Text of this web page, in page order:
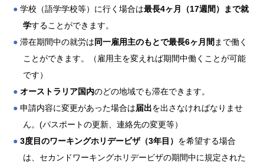
● 学校（語学学校等）に行く場合は最長4ヶ月（17週間）まで就
学することができます。
● 滞在期間中の就労は同一雇用主のもとで最長6ヶ月間 まで働く
ことができます。（雇用主を変えれば期間中働くことが可能
です）
● オーストラリア国内のどの地域でも滞在できます。
● 申請内容に変更があった場合は届出を出さなければなりませ
ん。(パスポートの更新、連絡先の変更等）
● 3度目のワーキングホリデービザ（3年目） を希望する場合
は、セカンドワーキングホリデービザの期間中に規定された